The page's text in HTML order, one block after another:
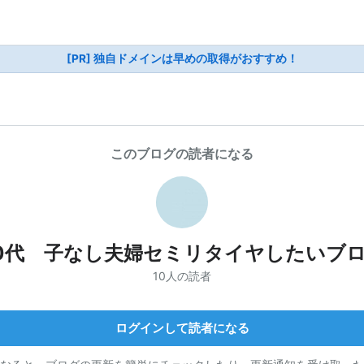
[PR] 独自ドメインは早めの取得がおすすめ！
このブログの読者になる
子なし夫婦セミリタイヤしたいブ
10人の読者
ログインして読者になる